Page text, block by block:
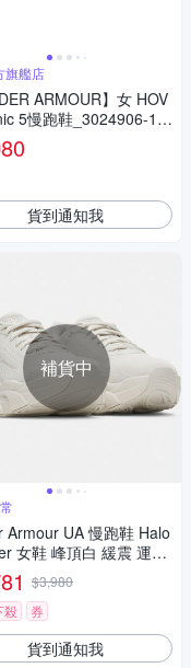
旗艦店
ARMOUR】女 HOV
5慢跑鞋_3024906-10
貨到通知我
補貨中
Armour UA 慢跑鞋 Halo
女鞋 峰頂白 緩震 運動
$3,980
殺
券
貨到通知我